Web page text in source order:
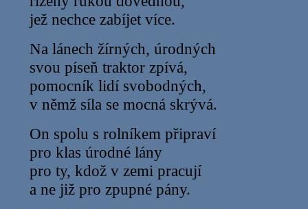
jež nechce zabíjet více.
Na lánech žírných, úrodných
svou píseň traktor zpívá,
pomocník lidí svobodných,
v němž síla se mocná skrývá.
On spolu s rolníkem připraví
pro klas úrodné lány
pro ty, kdož v zemi pracují
a ne již pro zpupné pány.